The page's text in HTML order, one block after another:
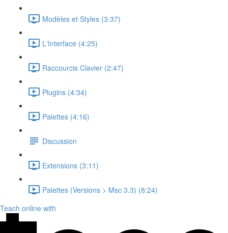
Modèles et Styles (3:37)
L'Interface (4:25)
Raccourcis Clavier (2:47)
Plugins (4:34)
Palettes (4:16)
Discussion
Extensions (3:11)
Palettes (Versions > Msc 3.3) (8:24)
Teach online with